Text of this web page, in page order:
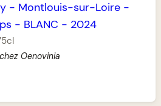
- Montlouis-sur-Loire-
- BLANC - 2024
Oenovinia